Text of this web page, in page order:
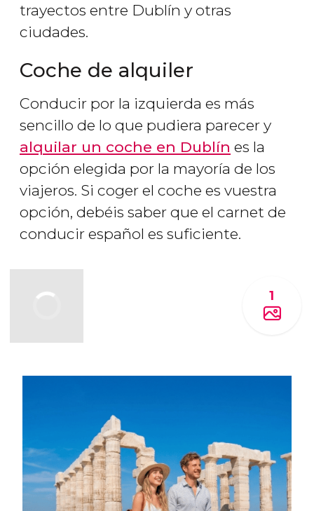
trayectos entre Dublín y otras
ciudades.
Coche de alquiler
Conducir por la izquierda es más
sencillo de lo que pudiera parecer y
alquilar un coche en Dublín es la
opción elegida por la mayoría de los
viajeros. Si coger el coche es vuestra
opción, debéis saber que el carnet de
conducir español es suficiente.
1